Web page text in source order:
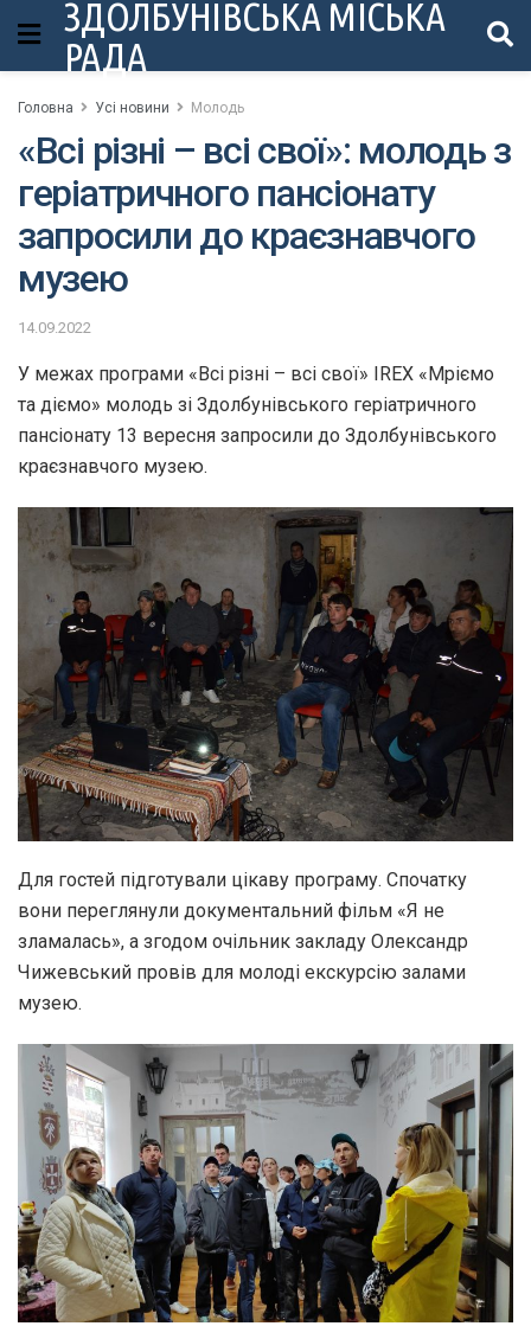
ЗДОЛБУНІВСЬКА МІСЬКА
РАДА
Головна Усі новини Молодь
«Всі різні – всі свої»: молодь з
геріатричного пансіонату
запросили до краєзнавчого
музею
14.09.2022
У межах програми «Всі різні – всі свої» IREX «Мріємо
та діємо» молодь зі Здолбунівського геріатричного
пансіонату 13 вересня запросили до Здолбунівського
краєзнавчого музею.
Для гостей підготували цікаву програму. Спочатку
вони переглянули документальний фільм «Я не
зламалась», а згодом очільник закладу Олександр
Чижевський провів для молоді екскурсію залами
музею.